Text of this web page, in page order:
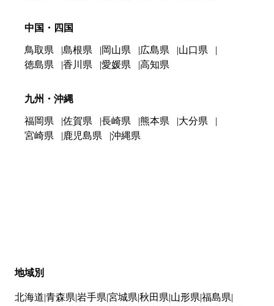
中国・四国
鳥取県 島根県 岡山県 広島県
山口県
徳島県
香川県 愛媛県 高知県
九州・沖縄
福岡県 佐賀県 長崎県 熊本県
大分県
宮崎県
鹿児島県 沖縄県
地域別
北海道 青森県 岩手県 宮城県 秋田県 山形県 福島県